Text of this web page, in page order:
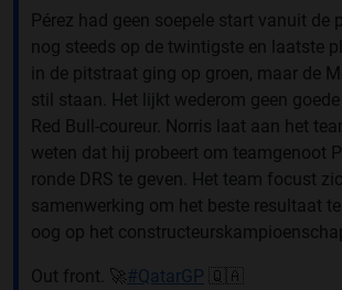
Pérez had geen soepele start vanuit de
nog steeds op de twintigste en laatste
in de pitstraat ging op groen, maar de
stil staan. Het lijkt wederom geen
Red Bull-coureur. Norris laat aan het
weten dat hij probeert om teamgenoot
ronde DRS te geven. Het team focust
samenwerking om het beste resultaat
oog op het
Out front. 🚀#QatarGP 🇶🇦